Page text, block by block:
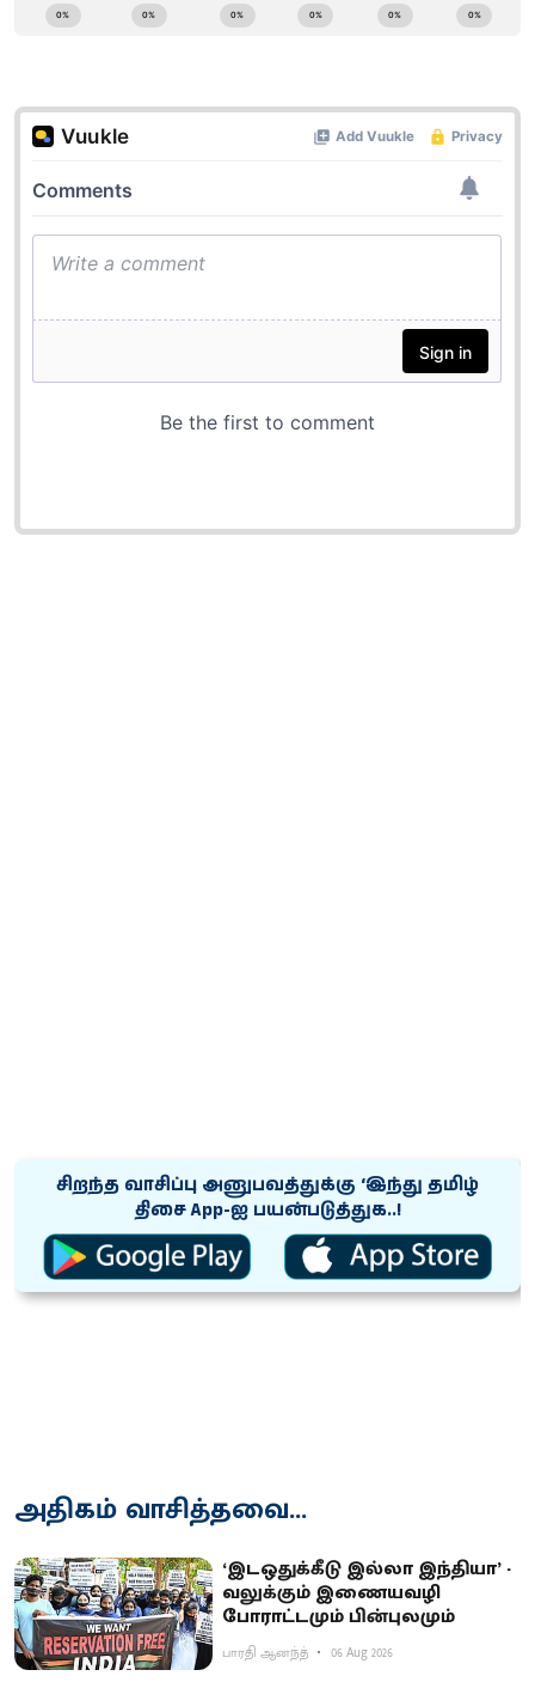
சிறந்த வாசிப்பு அனுபவத்துக்கு ‘இந்து தமிழ்
திசை App-ஐ பயன்படுத்துக..!
அதிகம் வாசித்தவை...
‘இடஒதுக்கீடு இல்லா இந்தியா’ -
வலுக்கும் இணையவழி
போராட்டமும் பின்புலமும்
பாரதி ஆனந்த் 06 Aug 2026